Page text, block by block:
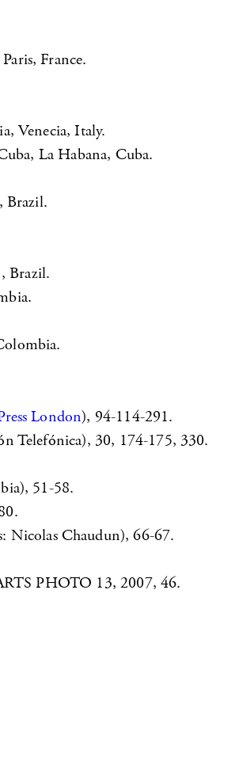
France.
Venecia, Italy.
La Habana, Cuba.
Brazil.
Brazil.
London), 94-114-291.
Telefónica), 30, 174-175, 330.
51-58.
Nicolas Chaudun), 66-67.
PHOTO 13, 2007, 46.